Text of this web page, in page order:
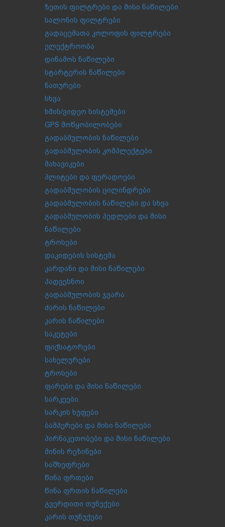
ზეთის ფილტრები და მისი ნაწილები
სალონის ფილტრები
გადაცემათა კოლოფის ფილტრები
ელექტროობა
დინამოს ნაწილები
სტარტერის ნაწილები
ნათურები
სხვა
ხმის/ვიდეო სისტემები
GPS მოწყობილობები
გადაბმულობის ნაწილები
გადაბმულობის კომპლექტები
მახავიკები
პლიტები და ფერადოები
გადაბმულობის ცილინდრები
გადაბმულობის ნაწილები და სხვა
გადაბმულობის პედლები და მისი
ნაწილები
ტროსები
დაკიდების სისტემა
კარდანი და მისი ნაწილები
პადვესნოი
გადაბმულობის ჯვარა
ძარის ნაწილები
კარის ნაწილები
საკეტები
ფიქსატორები
სახელურები
ტროსები
ფარები და მისი ნაწილები
სარკეები
სარკის ხუფები
ბამპერები და მისი ნაწილები
პირნაკეთობები და მისი ნაწილები
მინის რეზინები
საშხეფრები
წინა ფრთები
წინა ფრთის ნაწილები
გვერდითი თუნუქები
კარის თუნუქები